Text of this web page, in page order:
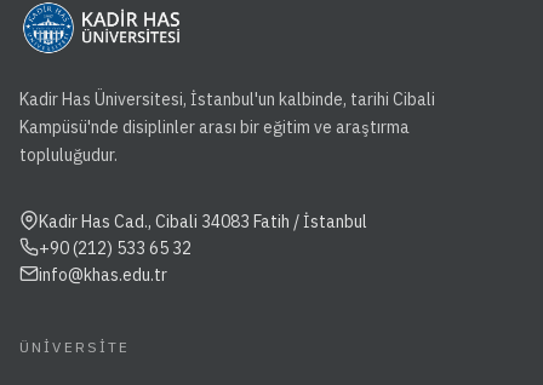
Kadir Has Üniversitesi, İstanbul'un kalbinde, tarihi Cibali
Kampüsü'nde disiplinler arası bir eğitim ve araştırma
topluluğudur.
Kadir Has Cad., Cibali 34083 Fatih / İstanbul
+90 (212) 533 65 32
info@khas.edu.tr
ÜNIVERSITE